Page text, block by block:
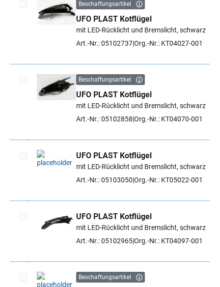
Artikel auswählen
Beschaffungsartikel
UFO PLAST Kotflügel
mit LED-Rücklicht und Bremslicht, schwarz
Art.-Nr.: 05102737Org.-Nr.: KT04027-001
Artikel auswählen
Beschaffungsartikel
UFO PLAST Kotflügel
mit LED-Rücklicht und Bremslicht, schwarz
Art.-Nr.: 05102858 Org.-Nr.: KT04070-001
Artikel auswählen
UFO PLAST Kotflügel
mit LED-Rücklicht und Bremslicht, schwarz
Art.-Nr.: 05103050 Org.-Nr.: KT05022-001
Artikel auswählen
UFO PLAST Kotflügel
mit LED-Rücklicht und Bremslicht, schwarz
Art.-Nr.: 05102965Org.-Nr.: KT04097-001
Beschaffungsartikel